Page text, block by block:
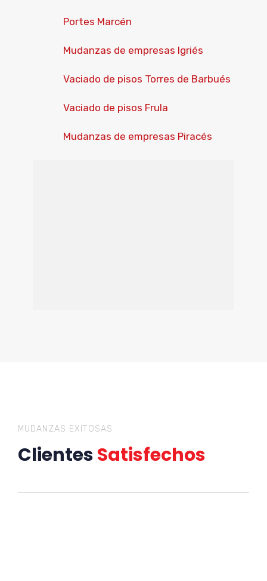
Portes Marcén
Mudanzas de empresas Igriés
Vaciado de pisos Torres de Barbués
Vaciado de pisos Frula
Mudanzas de empresas Piracés
MUDANZAS EXITOSAS
ClientesSatisfechos